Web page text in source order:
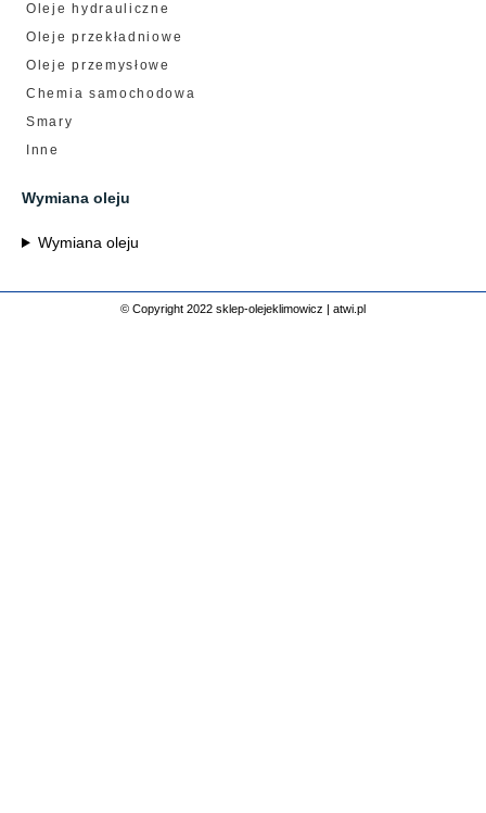
Oleje hydrauliczne
Oleje przekładniowe
Oleje przemysłowe
Chemia samochodowa
Smary
Inne
Wymiana oleju
Wymiana oleju
© Copyright 2022 sklep-olejeklimowicz | atwi.pl